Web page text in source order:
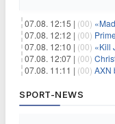
07.08. 12:15 | (00)
07.08. 12:12 | (00)
07.08. 12:10 | (00) «Kill
07.08. 12:07 | (00)
07.08. 11:11 | (00) AXN
SPORT-NEWS